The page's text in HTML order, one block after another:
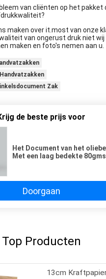
van cliënten op het pakket
maken over it.most van onze
van ongerust druk niet wij
maken en foto's nemen aan u.
Zak
de beste prijs voor
Het Document van het
Met een laag bedekte 80gms
Doorgaan
Top Producten
13cm